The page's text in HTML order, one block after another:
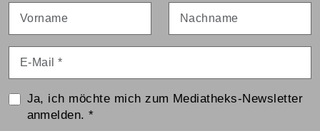
Ja, ich möchte mich zum Mediatheks-Newsletter
anmelden.*